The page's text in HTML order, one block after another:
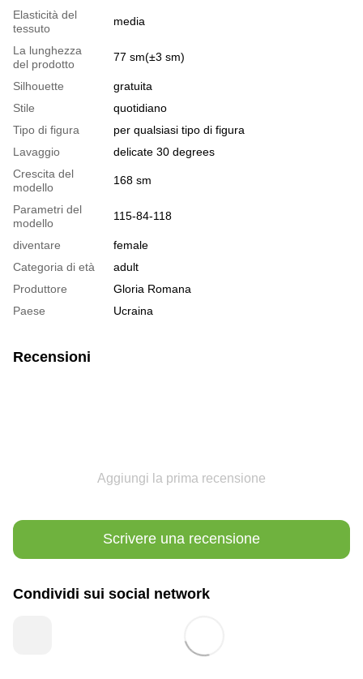
Elasticità del
tessuto
media
La lunghezza
del prodotto
77 sm(±3 sm)
Silhouette
gratuita
Stile
quotidiano
Tipo di figura
per qualsiasi tipo di figura
Lavaggio
delicate 30 degrees
Crescita del
modello
168 sm
Parametri del
modello
115-84-118
diventare
female
Categoria di età
adult
Produttore
Gloria Romana
Paese
Ucraina
Recensioni
Aggiungi la prima recensione
Scrivere una recensione
Condividi sui social network